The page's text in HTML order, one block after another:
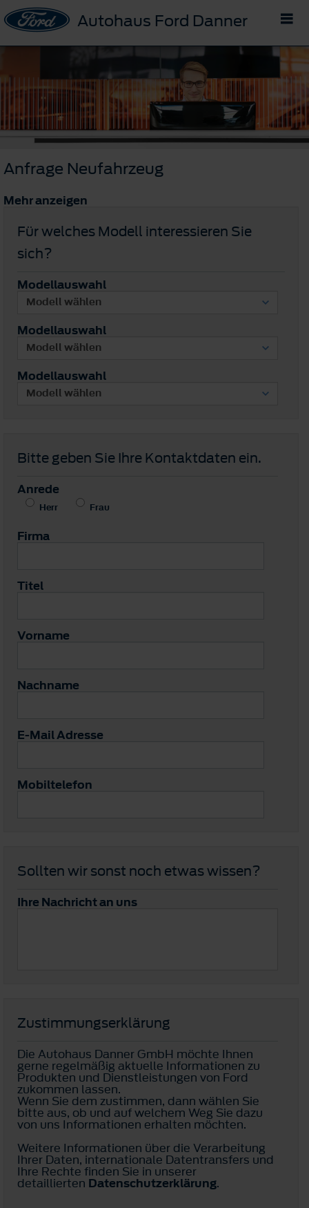
Autohaus Ford Danner
Anfrage Neufahrzeug
Mehr anzeigen
Für welches Modell interessieren Sie
sich?
Modellauswahl
Modellauswahl
Modellauswahl
Bitte geben Sie Ihre Kontaktdaten ein.
Anrede
Herr Frau
Firma
Titel
Vorname
Nachname
E-Mail Adresse
Mobiltelefon
Sollten wir sonst noch etwas wissen?
Ihre Nachricht an uns
Zustimmungserklärung
Die Autohaus Danner GmbH möchte Ihnen
gerne regelmäßig aktuelle Informationen zu
Produkten und Dienstleistungen von Ford
zukommen lassen.
Wenn Sie dem zustimmen, dann wählen Sie
bitte aus, ob und auf welchem Weg Sie dazu
von uns Informationen erhalten möchten.
Weitere Informationen über die Verarbeitung
Ihrer Daten, internationale Datentransfers und
Ihre Rechte finden Sie in unserer
detaillierten Datenschutzerklärung.